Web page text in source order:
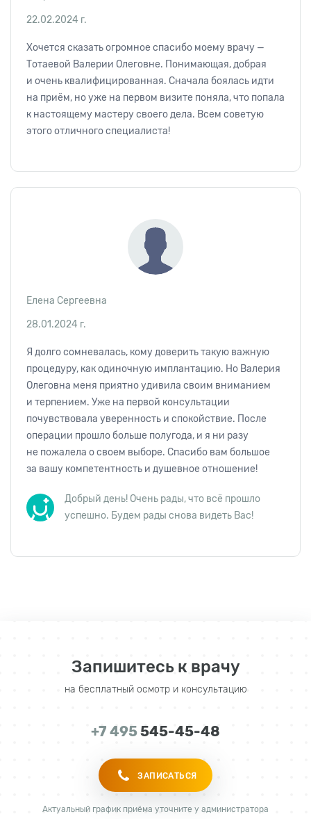
22.02.2024 г.
Хочется сказать огромное спасибо моему врачу —
Тотаевой Валерии Олеговне. Понимающая, добрая
и очень квалифицированная. Сначала боялась идти
на приём, но уже на первом визите поняла, что попала
к настоящему мастеру своего дела. Всем советую
этого отличного специалиста!
Елена Сергеевна
28.01.2024 г.
Я долго сомневалась, кому доверить такую важную
процедуру, как одиночную имплантацию. Но Валерия
Олеговна меня приятно удивила своим вниманием
и терпением. Уже на первой консультации
почувствовала уверенность и спокойствие. После
операции прошло больше полугода, и я ни разу
не пожалела о своем выборе. Спасибо вам большое
за вашу компетентность и душевное отношение!
Добрый день! Очень рады, что всё прошло
успешно. Будем рады снова видеть Вас!
Запишитесь к врачу
на бесплатный осмотр и консультацию
ЗАПИСАТЬСЯ
+7 495545-45-48
Актуальный график приёма уточните у администратора